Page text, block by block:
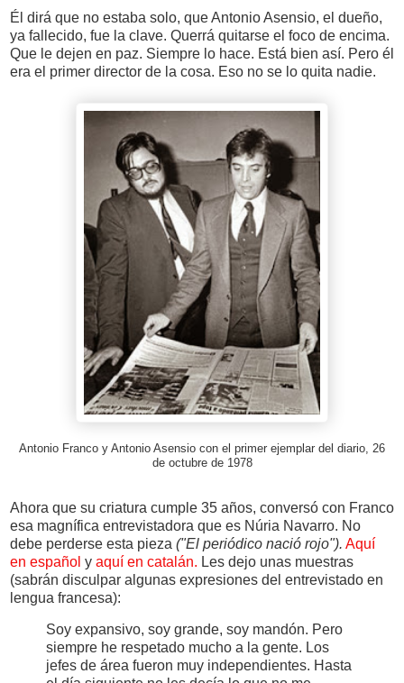
Él dirá que no estaba solo, que Antonio Asensio, el dueño,
ya fallecido, fue la clave. Querrá quitarse el foco de encima.
Que le dejen en paz. Siempre lo hace. Está bien así. Pero él
era el primer director de la cosa. Eso no se lo quita nadie.
Antonio Franco y Antonio Asensio con el primer ejemplar del diario, 26
de octubre de 1978
Ahora que su criatura cumple 35 años, conversó con Franco
esa magnífica entrevistadora que es Núria Navarro. No
debe perderse esta pieza ("El periódico nació rojo"). Aquí
en español y aquí en catalán. Les dejo unas muestras
(sabrán disculpar algunas expresiones del entrevistado en
lengua francesa):
Soy expansivo, soy grande, soy mandón. Pero
siempre he respetado mucho a la gente. Los
jefes de área fueron muy independientes. Hasta